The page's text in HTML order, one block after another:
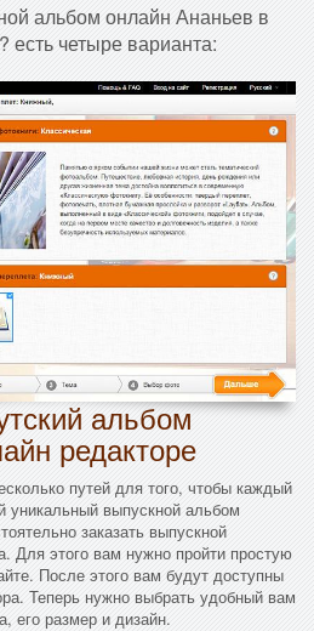
альбом онлайн Ананьев в
четыре варианта:
альбом
редакторе
путей для того, чтобы каждый
уникальный выпускной альбом
заказать выпускной
Для этого вам нужно пройти простую
После этого вам будут доступны
Теперь нужно выбрать удобный вам
его размер и дизайн.